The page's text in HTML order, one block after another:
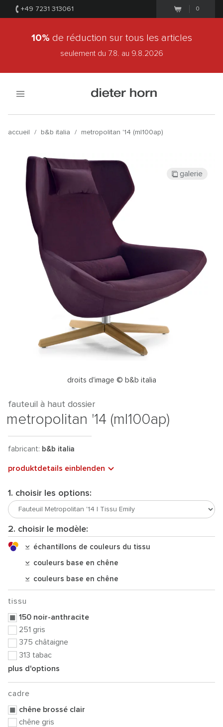
+49 7231 313061 0
10% de réduction sur tous les articles
seulement du 7.8. au 9.8.2026
accueil / b&b italia / metropolitan '14 (ml100ap)
droits d'image © b&b italia
galerie
fauteuil à haut dossier
metropolitan '14 (ml100ap)
fabricant: b&b italia
produktdetails einblenden
1. choisir les options:
2. choisir le modèle:
échantillons de couleurs du tissu
couleurs base en chêne
couleurs base en chêne
tissu
150 noir-anthracite
251 gris
375 châtaigne
313 tabac
plus d'options
cadre
chêne brossé clair
chêne gris